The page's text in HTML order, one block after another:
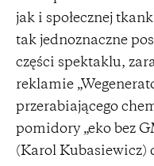
jak i społecznej
tak jednoznaczne
części spektaklu,
reklamie
przerabiającego
pomidory „eko bez
(Karol Kubasiewicz)